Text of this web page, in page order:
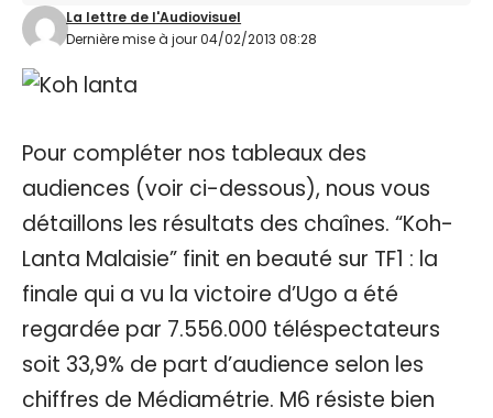
Dernière mise à jour 04/02/2013 08:28
La lettre de l'Audiovisuel
Pour compléter nos tableaux des
audiences (voir ci-dessous), nous vous
détaillons les résultats des chaînes. “Koh-
Lanta Malaisie” finit en beauté sur TF1 : la
finale qui a vu la victoire d’Ugo a été
regardée par 7.556.000 téléspectateurs
soit 33,9% de part d’audience selon les
chiffres de Médiamétrie. M6 résiste bien